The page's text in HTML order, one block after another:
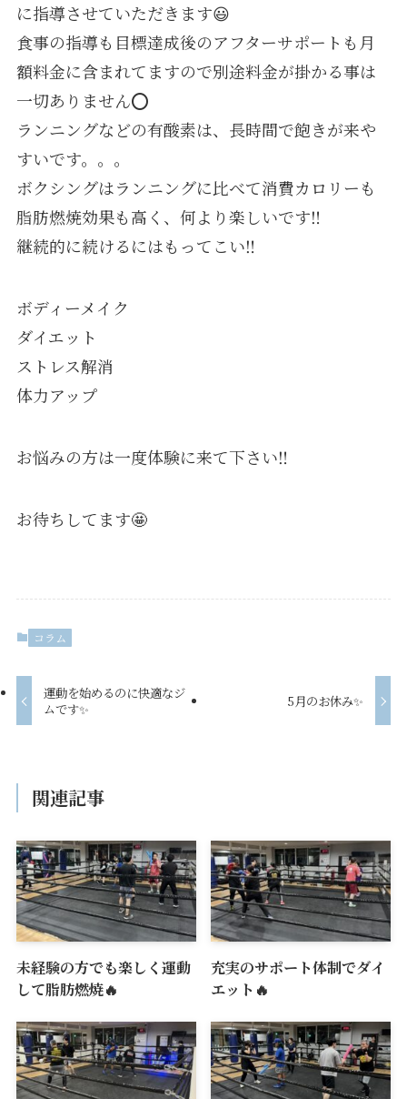
に指導させていただきます😃
食事の指導も目標達成後のアフターサポートも月
額料金に含まれてますので別途料金が掛かる事は
一切ありません⭕️
ランニングなどの有酸素は、長時間で飽きが来や
すいです。。。
ボクシングはランニングに比べて消費カロリーも
脂肪燃焼効果も高く、何より楽しいです‼️
継続的に続けるにはもってこい‼️
ボディーメイク
ダイエット
ストレス解消
体力アップ
お悩みの方は一度体験に来て下さい‼️
お待ちしてます🤩
コラム
運動を始めるのに快適なジ
ムです✨
5月のお休み✨
関連記事
未経験の方でも楽しく運動
して脂肪燃焼🔥
充実のサポート体制でダイ
エット🔥